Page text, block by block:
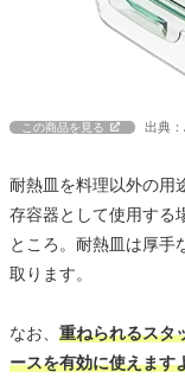
この商品を見る 出典
耐熱皿を料理以外の用
存容器として使用する
ところ。耐熱皿は厚手
取ります。
なお、 重ねられるスタ
ースを有効に使えます